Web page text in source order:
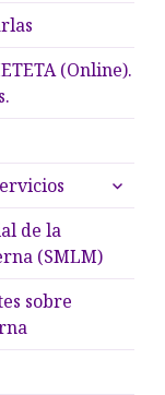
(Online).
expande
el
inferior
de la
(SMLM)
sobre